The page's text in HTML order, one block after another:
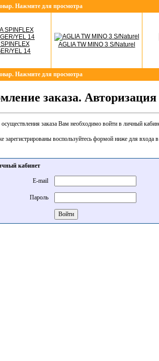
Нажмите для просмотра
YEL 14
AGLIA TW MINO 3 S/Naturel
Нажмите для просмотра
заказа. Авторизация
заказа Вам необходимо войти в личный
зарегистрированы воспользуйтесь формой ниже для входа
кабинет
E-mail
Пароль